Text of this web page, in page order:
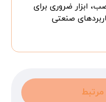
ابزار ضروری برای
صنعتی